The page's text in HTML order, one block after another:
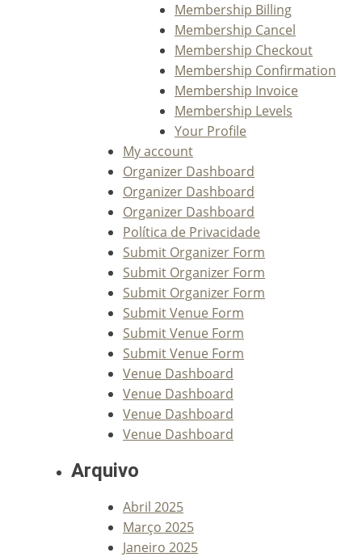
Membership Billing
Membership Cancel
Membership Checkout
Membership Confirmation
Membership Invoice
Membership Levels
Your Profile
My account
Organizer Dashboard
Organizer Dashboard
Organizer Dashboard
Política de Privacidade
Submit Organizer Form
Submit Organizer Form
Submit Organizer Form
Submit Venue Form
Submit Venue Form
Submit Venue Form
Venue Dashboard
Venue Dashboard
Venue Dashboard
Venue Dashboard
Arquivo
Abril 2025
Março 2025
Janeiro 2025